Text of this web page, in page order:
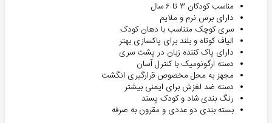
مناسب کودکان ۳ تا ۶ سال
دارای برس نرم و ملایم
سری کوچک متناسب با دهان کودک
الیاف کوتاه و بلند برای پاکسازی بهتر
دارای پاک کننده زبان در پشت سری
دسته ارگونومیک با کنترل آسان
مجهز به محل مخصوص قرارگیری انگشت
دسته ضد لغزش برای ایمنی بیشتر
رنگ بندی شاد و کودک پسند
بسته بندی دو عددی و مقرون به صرفه